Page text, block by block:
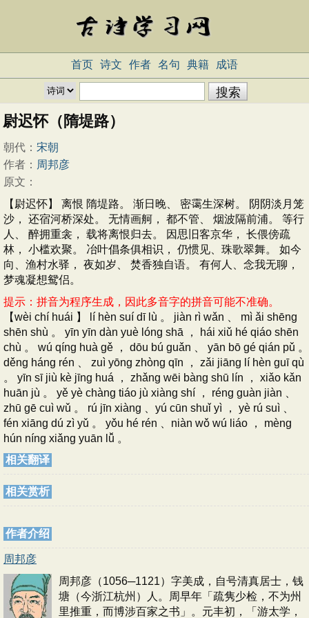
首页 诗文 作者 名句 典籍 成语
尉迟怀（隋堤路）
朝代： 宋朝
作者： 周邦彦
原文：
【尉迟怀】 离恨 隋堤路。 渐日晚、 密霭生深树。 阴阴淡月笼
沙， 还宿河桥深处。 无情画舸， 都不管、 烟波隔前浦。 等行
人、 醉拥重衾， 载将离恨归去。 因思旧客京华， 长偎傍疏
林， 小槛欢聚。 冶叶倡条俱相识， 仍惯见、珠歌翠舞。 如今
向、渔村水驿， 夜如岁、 焚香独自语。 有何人、念我无聊，
梦魂凝想鸳侣。
提示：拼音为程序生成，因此多音字的拼音可能不准确。
【wèi chí huái 】 lí hèn suí dī lù 。 jiàn rì wǎn 、 mì ǎi shēng
shēn shù 。 yīn yīn dàn yuè lóng shā ， hái xiǔ hé qiáo shēn
chù 。 wú qíng huà gě ， dōu bú guǎn 、 yān bō gé qián pǔ 。
děng háng rén 、 zuì yōng zhòng qīn ， zǎi jiāng lí hèn guī qù
。 yīn sī jiù kè jīng huá ， zhǎng wēi bàng shū lín ， xiǎo kǎn
huān jù 。 yě yè chàng tiáo jù xiàng shí ， réng guàn jiàn 、
zhū gē cuì wǔ 。 rú jīn xiàng 、yú cūn shuǐ yì ， yè rú suì 、
fén xiāng dú zì yǔ 。 yǒu hé rén 、niàn wǒ wú liáo ， mèng
hún níng xiǎng yuān lǚ 。
相关翻译
相关赏析
作者介绍
周邦彦
周邦彦（1056─1121）字美成，自号清真居士，钱
塘（今浙江杭州）人。周早年「疏隽少检，不为州
里推重，而博涉百家之书」。元丰初，「游太学，